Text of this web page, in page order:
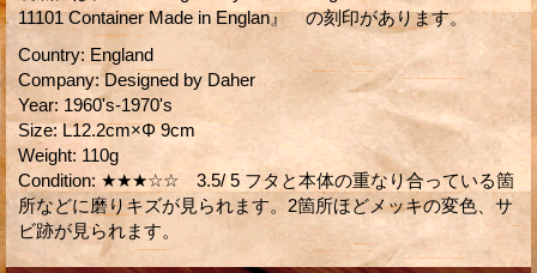
11101 Container Made in Englan』 の刻印があります。
Country: England
Company: Designed by Daher
Year: 1960's-1970's
Size: L12.2cm×Φ 9cm
Weight: 110g
Condition: ★★★☆☆ 3.5/ 5 フタと本体の重なり合っている箇
所などに磨りキズが見られます。2箇所ほどメッキの変色、サ
ビ跡が見られます。